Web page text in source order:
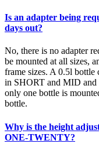
Is an adapter being
days out?
No, there is no adapter
be mounted at all sizes,
frame sizes. A 0.5l
in SHORT and MID
only one bottle is
bottle.
Why is the height
ONE-TWENTY?